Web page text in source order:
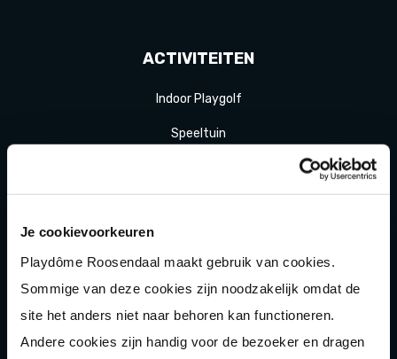
Je cookievoorkeuren
Playdôme Roosendaal maakt gebruik van cookies.
Sommige van deze cookies zijn noodzakelijk omdat de
site het anders niet naar behoren kan functioneren.
Andere cookies zijn handig voor de bezoeker en dragen
ACTIVITEITEN
Indoor Playgolf
Speeltuin
Hakbijl gooien
Shuffleboarden